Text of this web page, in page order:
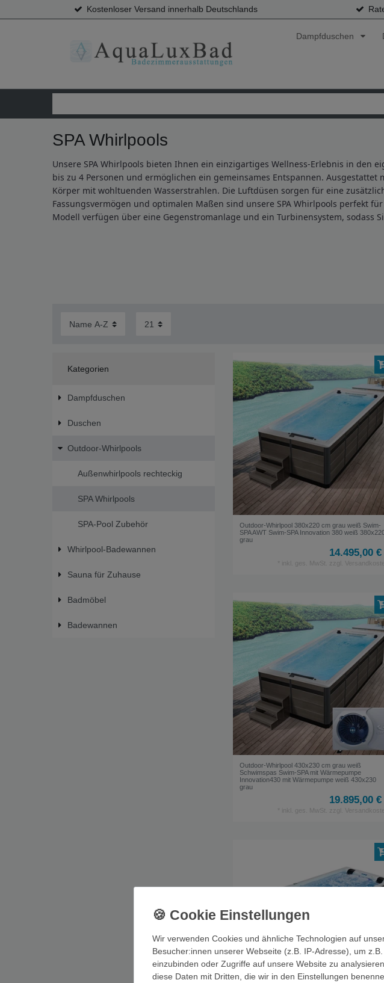
Kostenloser Versand innerhalb Deutschlands
Dampfduschen
SPA Whirlpools
Unsere SPA Whirlpools bieten Ihnen ein einzigartiges Wellness-Erlebnis in den
bis zu 4 Personen und ermöglichen ein gemeinsames Entspannen.
Körper mit wohltuenden Wasserstrahlen. Die Luftdüsen sorgen für eine
Fassungsvermögen und optimalen Maßen sind unsere SPA Whirlpools perfekt
Modell verfügen über eine Gegenstromanlage und ein Turbinensystem, sodass
Kategorien
Dampfduschen
Duschen
Outdoor-Whirlpools
Außenwhirlpools rechteckig
SPA Whirlpools
SPA-Pool Zubehör
Whirlpool-Badewannen
Sauna für Zuhause
Badmöbel
Badewannen
Outdoor-Whirlpool 380x220 cm grau weiß Swim-
SPA AWT Swim-SPA Innovation 380 weiß
grau
14.495,00 €
inkl. ges. MwSt. zzgl.
Outdoor-Whirlpool 430x230 cm grau weiß
Schwimspas Swim-SPA mit Wärmepumpe
Innovation430 mit Wärmepumpe weiß 430x230
grau
19.895,00 €
inkl. ges. MwSt. zzgl.
Wir verwenden Cookies und ähnliche Technologien auf
Besucher:innen unserer Webseite (z.B. IP-Adresse), um
einzubinden oder Zugriffe auf unsere Website zu
diese Daten mit Dritten, die wir in den Einstellungen